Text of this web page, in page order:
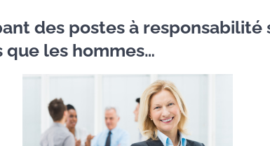
des postes à responsabilité
que les hommes…